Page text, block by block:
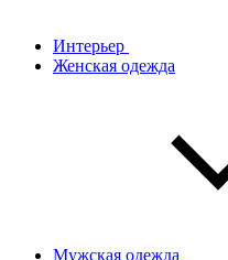
Интерьер
Женская одежда
Мужская одежда